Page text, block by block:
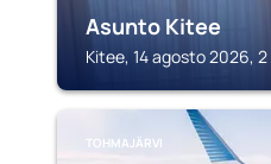
Asunto Kitee
Kitee, 14 agosto 2026,
TOHMAJÄRVI